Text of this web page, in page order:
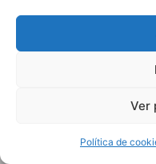
Ver
Política de
©